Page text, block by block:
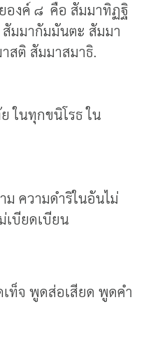
องค์ ๘ คือ สัมมาทิฏฐิ
มมากัมมันตะ สัมมา
สติ สัมมาสมาธิ.
ในทุกขนิโรธ ใน
ม ความดำริในอันไม่
เบียดเบียน
เท็จ พูดส่อเสียด พูดคำ